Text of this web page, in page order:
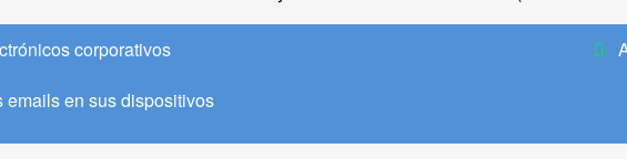
corporativos
emails en sus dispositivos